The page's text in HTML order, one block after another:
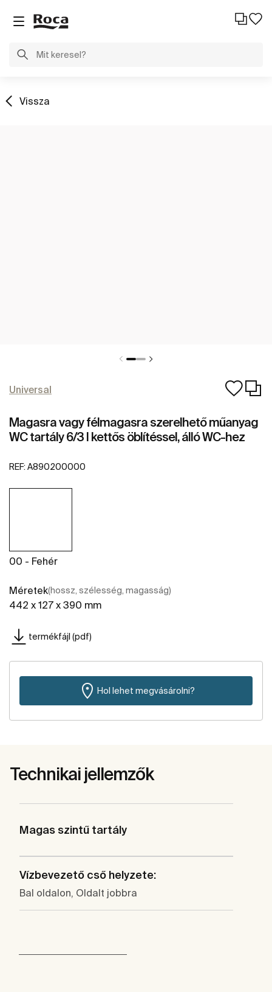
Vissza
Universal
Magasra vagy félmagasra szerelhető műanyag
WC tartály 6/3 l kettős öblítéssel, álló WC-hez
REF: A890200000
00 - Fehér
Méretek(hossz, szélesség, magasság)
442 x 127 x 390 mm
termékfájl (pdf)
Hol lehet megvásárolni?
Technikai jellemzők
Magas szintű tartály
Vízbevezető cső helyzete:
Bal oldalon, Oldalt jobbra